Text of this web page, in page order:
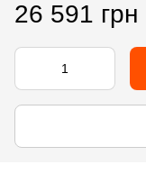
26 591 грн